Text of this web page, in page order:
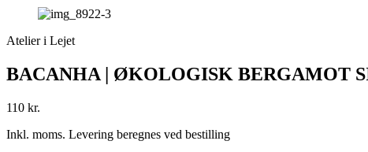
Atelier i Lejet
BACANHA | ØKOLOGISK BERGAMOT
110 kr.
Inkl. moms. Levering beregnes ved bestilling